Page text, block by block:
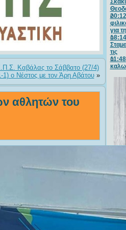
Καβάλας το Σάββατο (27/4)
ο Νέστος με τον Άρη Αβάτου»
αθλητών του
για
τις